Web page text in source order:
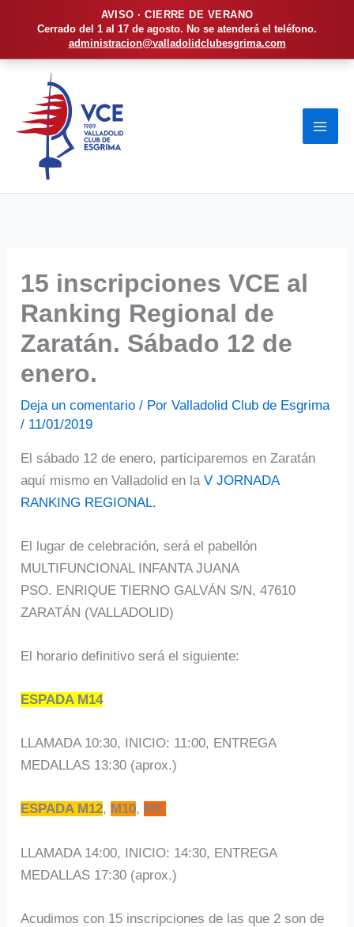
AVISO · CIERRE DE VERANO
Cerrado del 1 al 17 de agosto. No se atenderá el teléfono.
administracion@valladolidclubesgrima.com
contenido
15 inscripciones VCE al
Ranking Regional de
Zaratán. Sábado 12 de
enero.
Deja un comentario / PorValladolid Club de Esgrima
/ 11/01/2019
El sábado 12 de enero, participaremos en Zaratán
aquí mismo en Valladolid en laV JORNADA
RANKING REGIONAL.
El lugar de celebración, será el pabellón
MULTIFUNCIONAL INFANTA JUANA
PSO. ENRIQUE TIERNO GALVÁN S/N, 47610
ZARATÁN (VALLADOLID)
El horario definitivo será el siguiente:
ESPADA M14
LLAMADA 10:30, INICIO: 11:00, ENTREGA
MEDALLAS 13:30 (aprox.)
ESPADA M12, M10, M8.
LLAMADA 14:00, INICIO: 14:30, ENTREGA
MEDALLAS 17:30 (aprox.)
Acudimos con 15 inscripciones de las que 2 son de